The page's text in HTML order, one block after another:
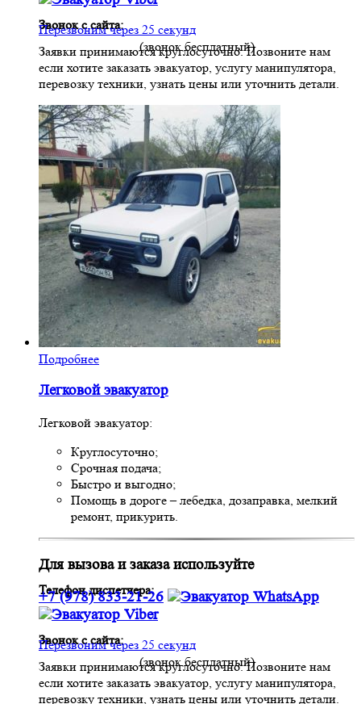
Звонок с сайта:
Перезвоним через 25 секунд
(звонок бесплатный)
Заявки принимаются круглосуточно. Позвоните нам
если хотите заказать эвакуатор, услугу манипулятора,
перевозку техники, узнать цены или уточнить детали.
Подробнее
Легковой эвакуатор
Легковой эвакуатор:
Круглосуточно;
Срочная подача;
Быстро и выгодно;
Помощь в дороге – лебедка, дозаправка, мелкий
ремонт, прикурить.
Для вызова и заказа используйте
Телефон диспетчера:
+7 (978) 833-21-26
Звонок с сайта:
Перезвоним через 25 секунд
(звонок бесплатный)
Заявки принимаются круглосуточно. Позвоните нам
если хотите заказать эвакуатор, услугу манипулятора,
перевозку техники, узнать цены или уточнить детали.